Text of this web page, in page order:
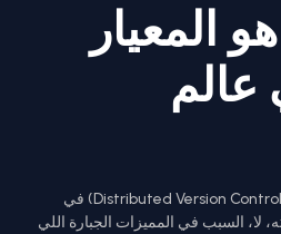
ليه الـ Git هو المعيار
عالم
الـ Git هو أشهر أداة (Distributed Version Control System) في
السبب في المميزات الجبارة اللي